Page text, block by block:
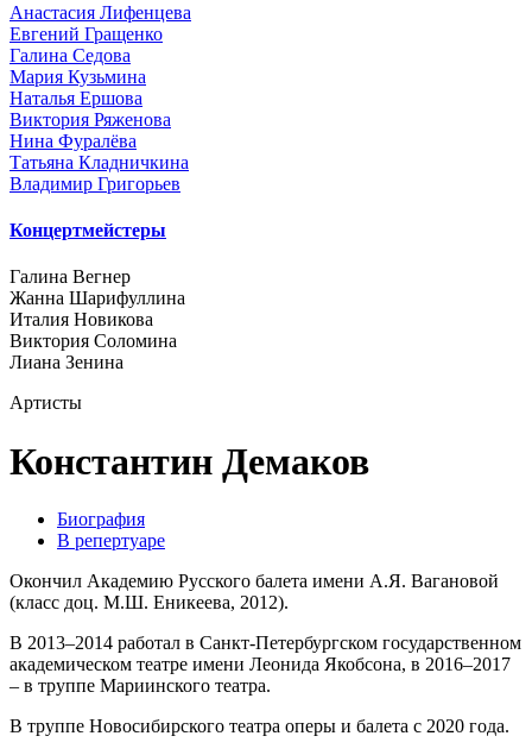
Анастасия Лифенцева
Евгений Гращенко
Галина Седова
Мария Кузьмина
Наталья Ершова
Виктория Ряженова
Нина Фуралёва
Татьяна Кладничкина
Владимир Григорьев
Концертмейстеры
Галина Вегнер
Жанна Шарифуллина
Италия Новикова
Виктория Соломина
Лиана Зенина
Артисты
Константин Демаков
Биография
В репертуаре
Окончил Академию Русского балета имени А.Я. Вагановой
(класс доц. М.Ш. Еникеева, 2012).
В 2013–2014 работал в Санкт-Петербургском государственном
академическом театре имени Леонида Якобсона, в 2016–2017
– в труппе Мариинского театра.
В труппе Новосибирского театра оперы и балета с 2020 года.